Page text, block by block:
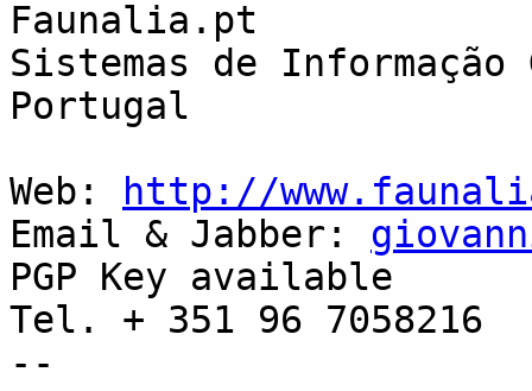
Faunalia.pt
Sistemas de Informação
Portugal
Web:
http://
Email & Jabber:
PGP Key available
Tel. + 351 96 7058216